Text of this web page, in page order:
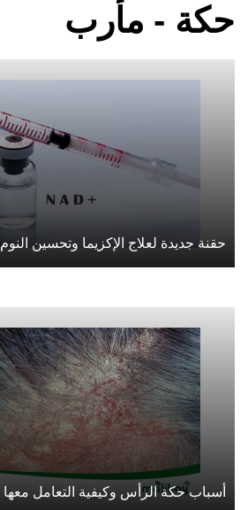
حكة - مأرب
حقنة جديدة لعلاج الإكزيما وتحسين النوم
أسباب حكة الرأس وكيفية التعامل معها